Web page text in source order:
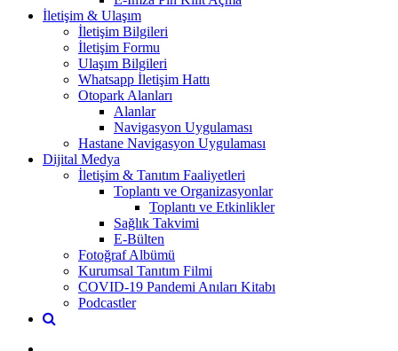
İletişim & Ulaşım
İletişim Bilgileri
İletişim Formu
Ulaşım Bilgileri
Whatsapp İletişim Hattı
Otopark Alanları
Alanlar
Navigasyon Uygulaması
Hastane Navigasyon Uygulaması
Dijital Medya
İletişim & Tanıtım Faaliyetleri
Toplantı ve Organizasyonlar
Toplantı ve Etkinlikler
Sağlık Takvimi
E-Bülten
Fotoğraf Albümü
Kurumsal Tanıtım Filmi
COVID-19 Pandemi Anıları Kitabı
Podcastler